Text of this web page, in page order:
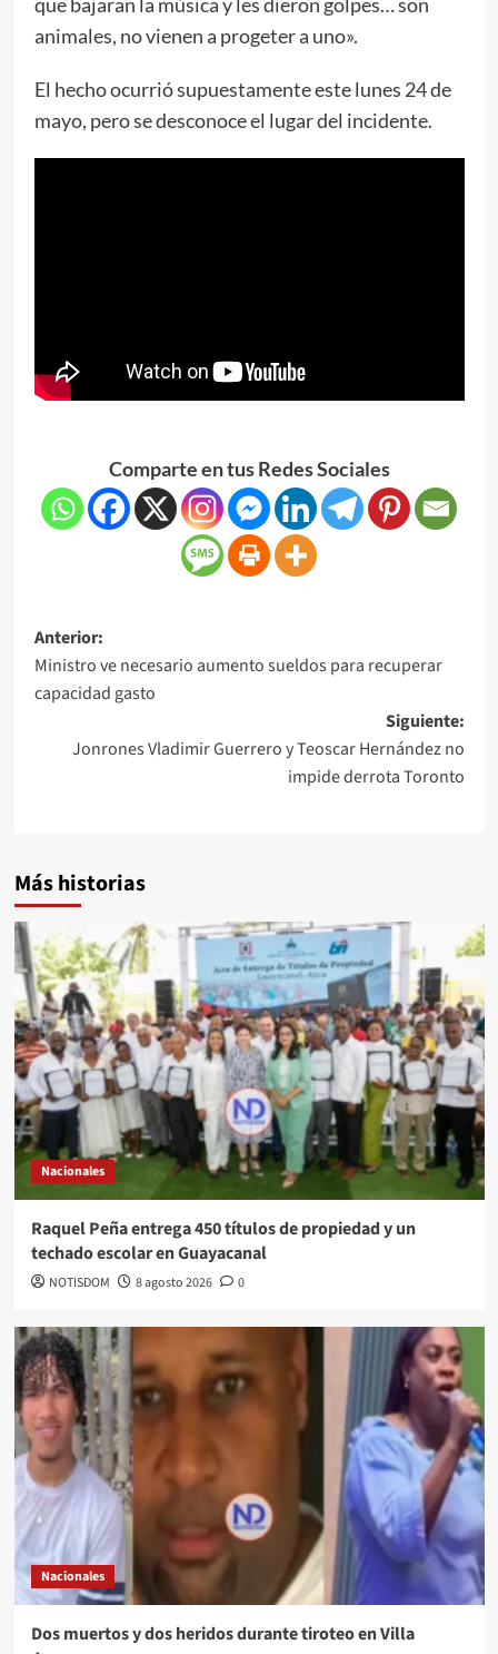
animales, no vienen a progeter a uno».
El hecho ocurrió supuestamente este lunes 24 de
mayo, pero se desconoce el lugar del incidente.
Comparte en tus Redes Sociales
Anterior:
Ministro ve necesario aumento sueldos para recuperar
capacidad gasto
Siguiente:
Jonrones Vladimir Guerrero y Teoscar Hernández no
impide derrota Toronto
Más historias
Nacionales
Raquel Peña entrega 450 títulos de propiedad y un
techado escolar en Guayacanal
NOTISDOM 8 agosto 2026 0
Nacionales
Dos muertos y dos heridos durante tiroteo en Villa